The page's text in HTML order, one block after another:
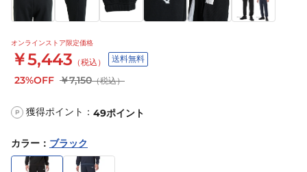
オンラインストア限定価格
￥5,443 （税込） 送料無料
23%OFF ￥7,150（税込）
P 獲得ポイント： 49ポイント
カラー ： ブラック